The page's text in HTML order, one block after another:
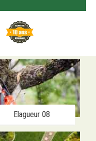
Elagueur 08